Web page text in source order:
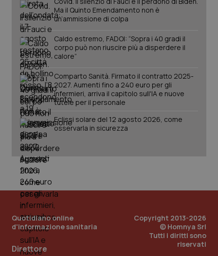
Ma il Quinto Emendamento non è
un’ammissione di colpa
Caldo estremo, FADOI: “Sopra i 40 gradi il
corpo può non riuscire più a disperdere il
calore”
Comparto Sanità. Firmato il contratto 2025-
2027. Aumenti fino a 240 euro per gli
infermieri, arriva il capitolo sull'IA e nuove
tutele per il personale
Eclissi solare del 12 agosto 2026, come
osservarla in sicurezza
Quotidiano online
d'informazione sanitaria
Direttore
Copyright 2013-2026
© Homnya Srl
Tutti i diritti sono
riservati
PHPSESSID
www.quotidianosanita.it
_ga_KM60CM4NPH